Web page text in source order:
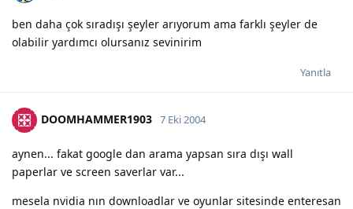
ben daha çok sıradışı şeyler arıyorum ama farklı şeyler de
olabilir yardımcı olursanız sevinirim
Yanıtla
DOOMHAMMER1903 7 Eki 2004
aynen... fakat google dan arama yapsan sıra dışı wall
paperlar ve screen saverlar var...
mesela nvidia nın downloadlar ve oyunlar sitesinde enteresan